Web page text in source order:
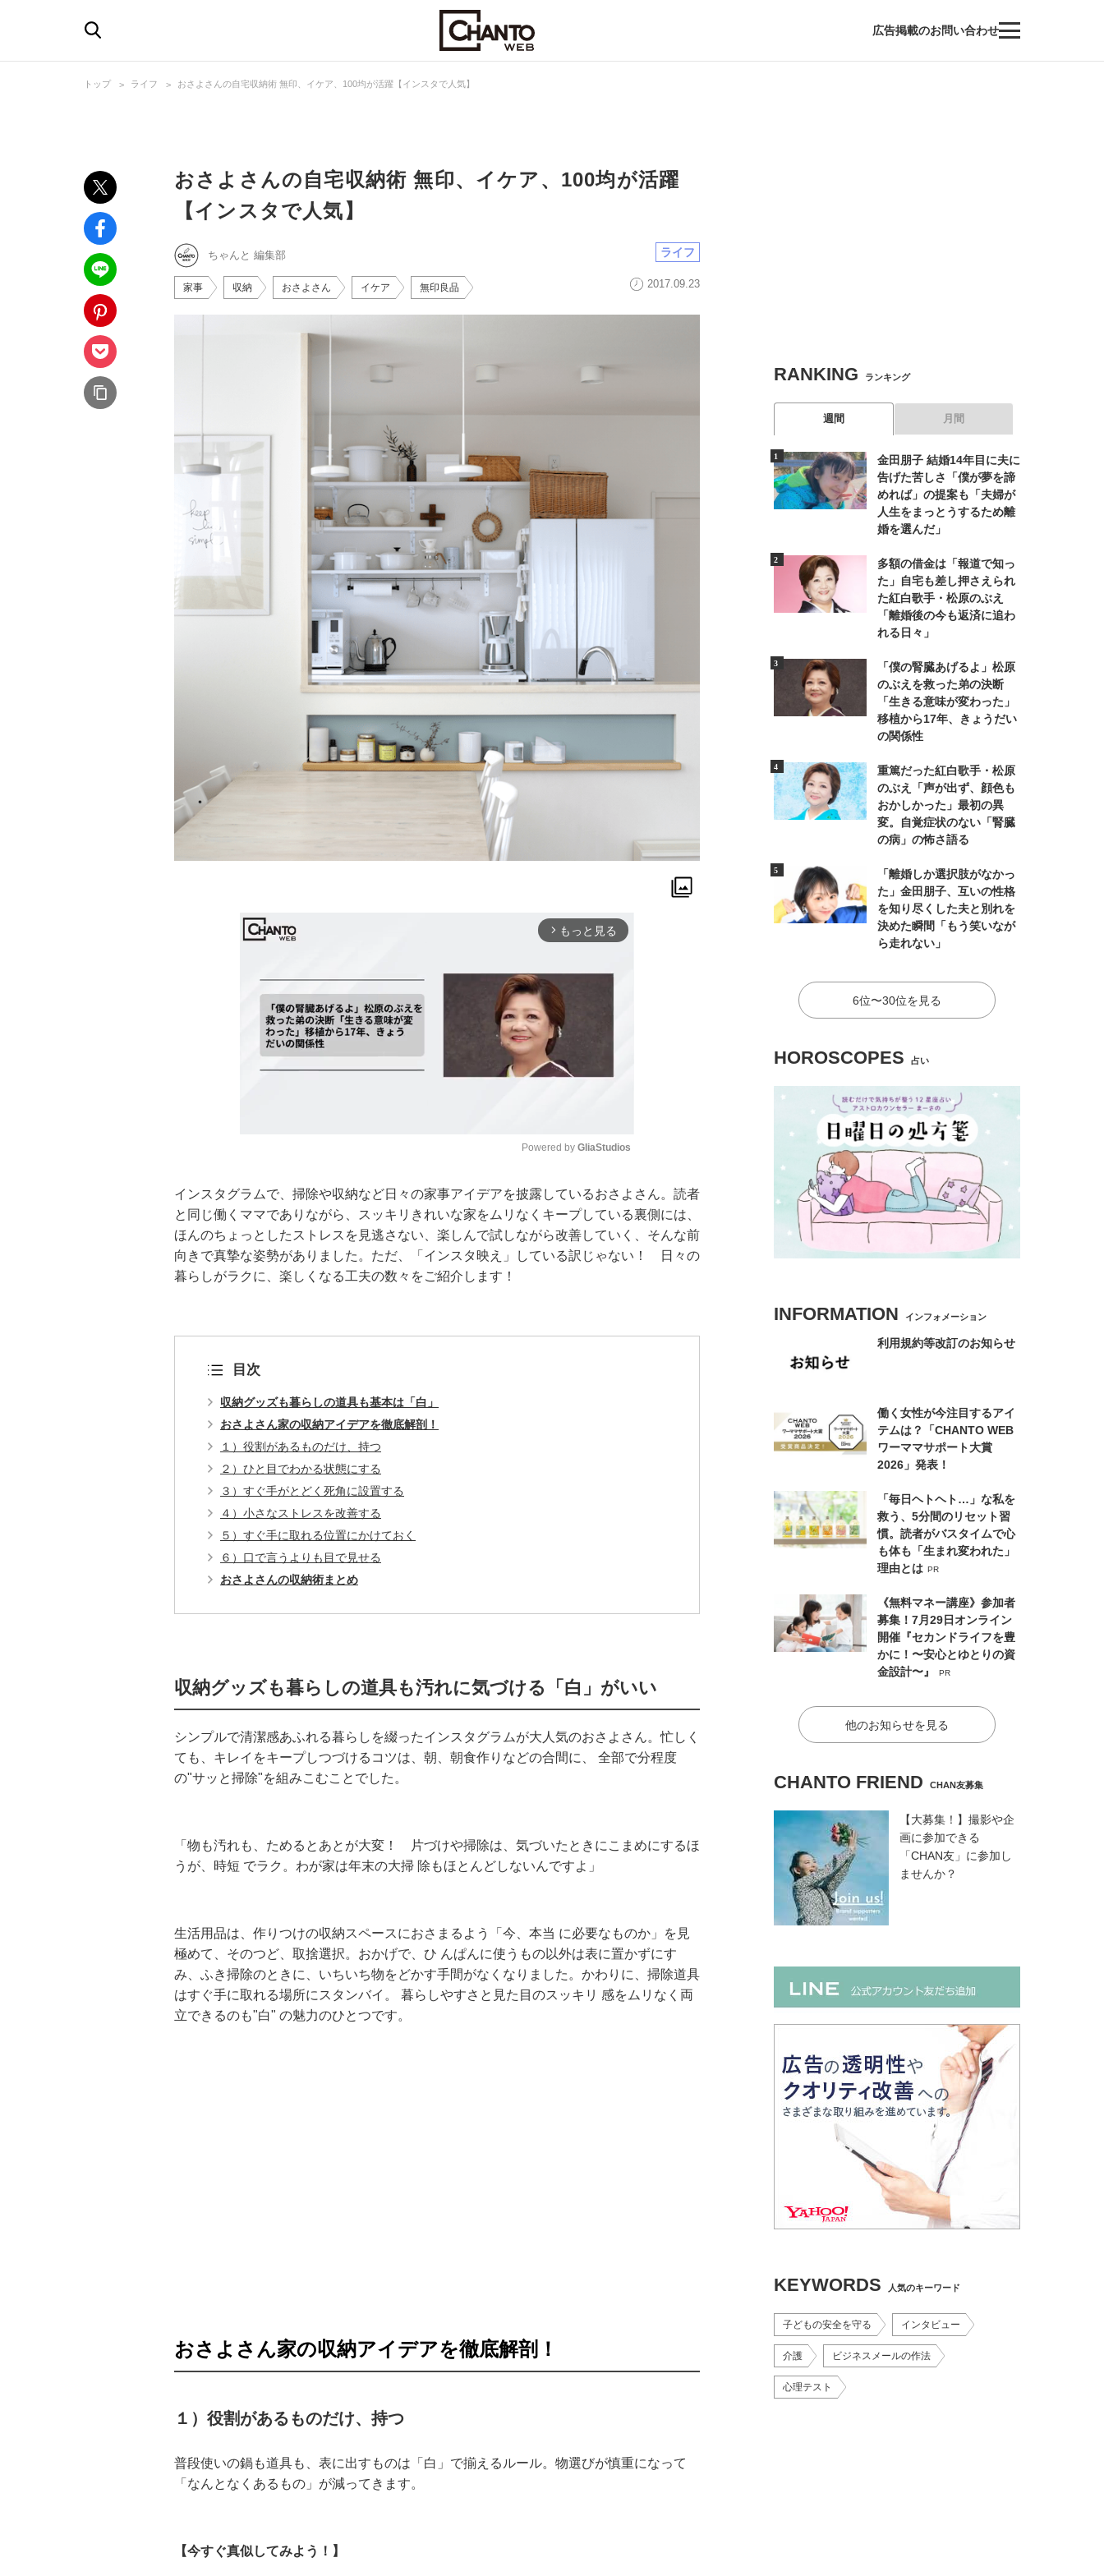
広告掲載のお問い合わせ
トップ ライフ おさよさんの自宅収納術 無印、イケア、100均が活躍【インスタで人気】
おさよさんの自宅収納術 無印、イケア、100均が活躍
【インスタで人気】
ちゃんと 編集部 ライフ
家事 収納 おさよさん イケア 無印良品 2017.09.23
arrow_forward_ios もっと見る
Mute
Powered by GliaStudios
インスタグラムで、掃除や収納など日々の家事アイデアを披露しているおさよさん。読者
と同じ働くママでありながら、スッキリきれいな家をムリなくキープしている裏側には、
ほんのちょっとしたストレスを見逃さない、楽しんで試しながら改善していく、そんな前
向きで真摯な姿勢がありました。ただ、「インスタ映え」している訳じゃない！ 日々の
暮らしがラクに、楽しくなる工夫の数々をご紹介します！
目次
収納グッズも暮らしの道具も基本は「白」
おさよさん家の収納アイデアを徹底解剖！
１）役割があるものだけ、持つ
２）ひと目でわかる状態にする
３）すぐ手がとどく死角に設置する
４）小さなストレスを改善する
５）すぐ手に取れる位置にかけておく
６）口で言うよりも目で見せる
おさよさんの収納術まとめ
収納グッズも暮らしの道具も汚れに気づける「白」がいい
シンプルで清潔感あふれる暮らしを綴ったインスタグラムが大人気のおさよさん。忙しく
ても、キレイをキープしつづけるコツは、朝、朝食作りなどの合間に、 全部で分程度
の"サッと掃除"を組みこむことでした。
「物も汚れも、ためるとあとが大変！ 片づけや掃除は、気づいたときにこまめにするほ
うが、時短 でラク。わが家は年末の大掃 除もほとんどしないんですよ」
生活用品は、作りつけの収納スペースにおさまるよう「今、本当 に必要なものか」を見
極めて、そのつど、取捨選択。おかげで、ひ んぱんに使うもの以外は表に置かずにす
み、ふき掃除のときに、いちいち物をどかす手間がなくなりました。かわりに、掃除道具
はすぐ手に取れる場所にスタンバイ。 暮らしやすさと見た目のスッキリ 感をムリなく両
立できるのも"白" の魅力のひとつです。
おさよさん家の収納アイデアを徹底解剖！
１）役割があるものだけ、持つ
普段使いの鍋も道具も、表に出すものは「白」で揃えるルール。物選びが慎重になって
「なんとなくあるもの」が減ってきます。
【今すぐ真似してみよう！】
RANKING ランキング
週間 月間
金田朋子 結婚14年目に夫に
告げた苦しさ「僕が夢を諦
めれば」の提案も「夫婦が
人生をまっとうするため離
婚を選んだ」
多額の借金は「報道で知っ
た」自宅も差し押さえられ
た紅白歌手・松原のぶえ
「離婚後の今も返済に追わ
れる日々」
「僕の腎臓あげるよ」松原
のぶえを救った弟の決断
「生きる意味が変わった」
移植から17年、きょうだい
の関係性
重篤だった紅白歌手・松原
のぶえ「声が出ず、顔色も
おかしかった」最初の異
変。自覚症状のない「腎臓
の病」の怖さ語る
「離婚しか選択肢がなかっ
た」金田朋子、互いの性格
を知り尽くした夫と別れを
決めた瞬間「もう笑いなが
ら走れない」
6位〜30位を見る
HOROSCOPES 占い
INFORMATION インフォメーション
利用規約等改訂のお知らせ
働く女性が今注目するアイ
テムは？「CHANTO WEB
ワーママサポート大賞
2026」発表！
「毎日ヘトヘト…」な私を
救う、5分間のリセット習
慣。読者がバスタイムで心
も体も「生まれ変われた」
理由とは PR
《無料マネー講座》参加者
募集！7月29日オンライン
開催『セカンドライフを豊
かに！〜安心とゆとりの資
金設計〜』
PR
他のお知らせを見る
CHANTO FRIEND CHAN友募集
【大募集！】撮影や企
画に参加できる
「CHAN友」に参加し
ませんか？
KEYWORDS 人気のキーワード
子どもの安全を守る インタビュー
介護 ビジネスメールの作法
心理テスト